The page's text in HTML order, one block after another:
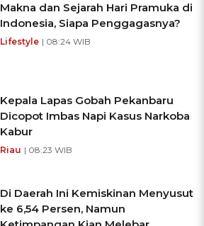
Makna dan Sejarah Hari Pramuka di
Indonesia, Siapa Penggagasnya?
Lifestyle | 08:24 WIB
Kepala Lapas Gobah Pekanbaru
Dicopot Imbas Napi Kasus Narkoba
Kabur
Riau | 08:23 WIB
Di Daerah Ini Kemiskinan Menyusut
ke 6,54 Persen, Namun